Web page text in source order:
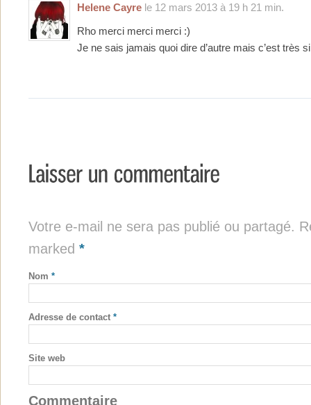
Helene Cayre le 12 mars 2013 à 19 h 21 min.
Rho merci merci merci :)
Je ne sais jamais quoi dire d’autre mais c’est très
Votre e-mail ne sera pas publié ou partagé.
marked *
Nom *
Adresse de contact *
Site web
Commentaire